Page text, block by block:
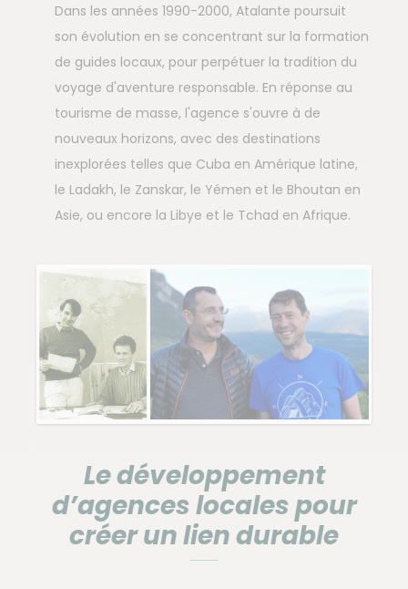
Dans les années 1990-2000, Atalante poursuit
son évolution en se concentrant sur la formation
de guides locaux, pour perpétuer la tradition du
voyage d'aventure responsable. En réponse au
tourisme de masse, l'agence s'ouvre à de
nouveaux horizons, avec des destinations
inexplorées telles que Cuba en Amérique latine,
le Ladakh, le Zanskar, le Yémen et le Bhoutan en
Asie, ou encore la Libye et le Tchad en Afrique.
Le développement
d’agences locales pour
créer un lien durable